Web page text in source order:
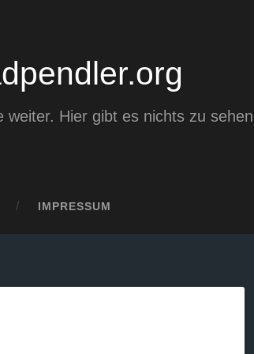
weiter. Hier gibt es nichts zu
IMPRESSUM